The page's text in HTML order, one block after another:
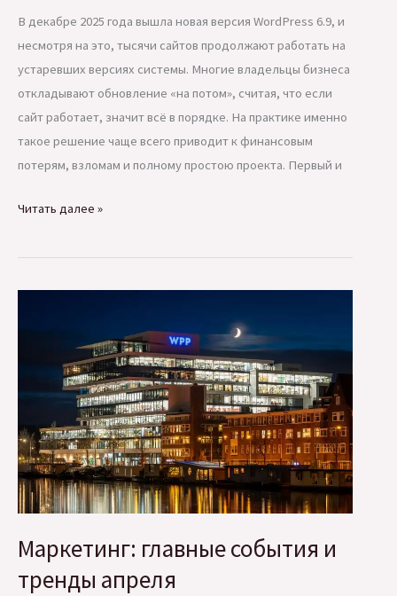
В декабре 2025 года вышла новая версия WordPress 6.9, и
несмотря на это, тысячи сайтов продолжают работать на
устаревших версиях системы. Многие владельцы бизнеса
откладывают обновление «на потом», считая, что если
сайт работает, значит всё в порядке. На практике именно
такое решение чаще всего приводит к финансовым
потерям, взломам и полному простою проекта. Первый и
Новое
WordPress:
игнорировать
Читать далее »
Маркетинг: главные события и
тренды апреля